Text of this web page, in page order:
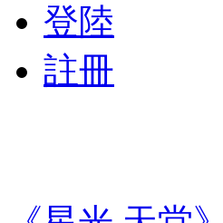
登陸
註冊